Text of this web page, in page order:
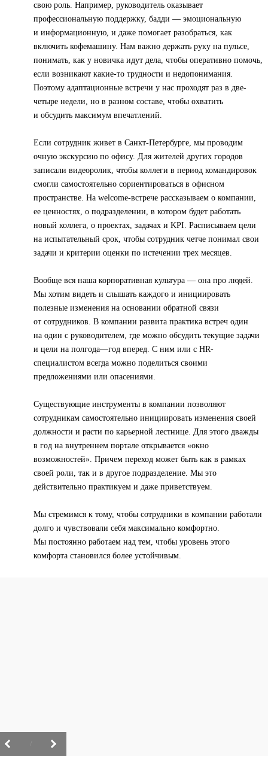
свою роль. Например, руководитель оказывает
профессиональную поддержку, бадди — эмоциональную
и информационную, и даже помогает разобраться, как
включить кофемашину. Нам важно держать руку на пульсе,
понимать, как у новичка идут дела, чтобы оперативно помочь,
если возникают какие-то трудности и недопонимания.
Поэтому адаптационные встречи у нас проходят раз в две-
четыре недели, но в разном составе, чтобы охватить
и обсудить максимум впечатлений.
Если сотрудник живет в Санкт-Петербурге, мы проводим
очную экскурсию по офису. Для жителей других городов
записали видеоролик, чтобы коллеги в период командировок
смогли самостоятельно сориентироваться в офисном
пространстве. На welcome-встрече рассказываем о компании,
ее ценностях, о подразделении, в котором будет работать
новый коллега, о проектах, задачах и KPI. Расписываем цели
на испытательный срок, чтобы сотрудник четче понимал свои
задачи и критерии оценки по истечении трех месяцев.
Вообще вся наша корпоративная культура — она про людей.
Мы хотим видеть и слышать каждого и инициировать
полезные изменения на основании обратной связи
от сотрудников. В компании развита практика встреч один
на один с руководителем, где можно обсудить текущие задачи
и цели на полгода—год вперед. С ним или с HR-
специалистом всегда можно поделиться своими
предложениями или опасениями.
Существующие инструменты в компании позволяют
сотрудникам самостоятельно инициировать изменения своей
должности и расти по карьерной лестнице. Для этого дважды
в год на внутреннем портале открывается «окно
возможностей». Причем переход может быть как в рамках
своей роли, так и в другое подразделение. Мы это
действительно практикуем и даже приветствуем.
Мы стремимся к тому, чтобы сотрудники в компании работали
долго и чувствовали себя максимально комфортно.
Мы постоянно работаем над тем, чтобы уровень этого
комфорта становился более устойчивым.